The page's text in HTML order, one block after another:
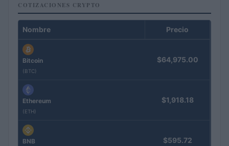
COTIZACIONES CRYPTO
Nombre Precio
Bitcoin
(BTC)
$64,975.00
Ethereum
(ETH)
$1,918.18
BNB $595.72